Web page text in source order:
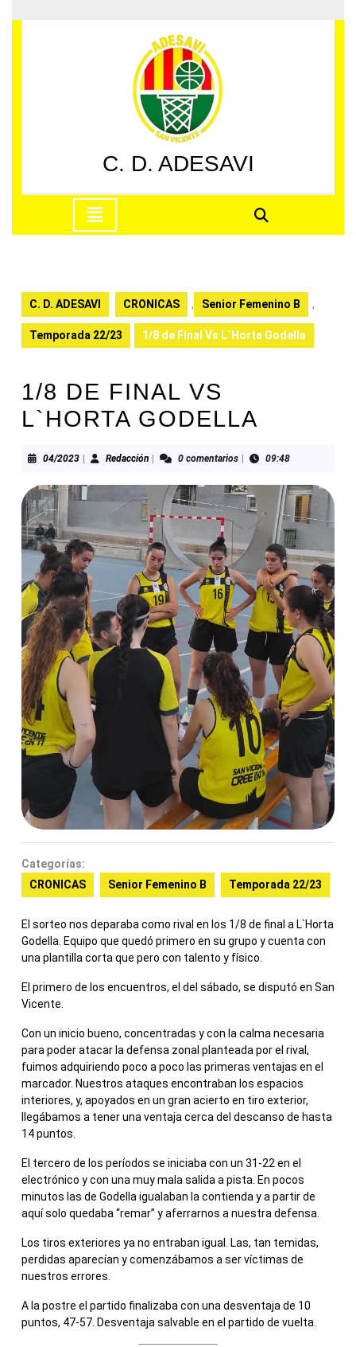
al
C. D. ADESAVI
apertura
C. D. ADESAVI CRONICAS , Senior Femenino B ,
Temporada 22/23 1/8 de Final Vs L`Horta Godella
1/8 DE FINAL VS
L`HORTA GODELLA
04/202304/2023RedacciónRedacción0 comentarios 09:48
Categorías:
CRONICAS
Senior Femenino B Temporada 22/23
El sorteo nos deparaba como rival en los 1/8 de final a L`Horta
Godella. Equipo que quedó primero en su grupo y cuenta con
una plantilla corta que pero con talento y físico.
El primero de los encuentros, el del sábado, se disputó en San
Vicente.
Con un inicio bueno, concentradas y con la calma necesaria
para poder atacar la defensa zonal planteada por el rival,
fuimos adquiriendo poco a poco las primeras ventajas en el
marcador. Nuestros ataques encontraban los espacios
interiores, y, apoyados en un gran acierto en tiro exterior,
llegábamos a tener una ventaja cerca del descanso de hasta
14 puntos.
El tercero de los períodos se iniciaba con un 31-22 en el
electrónico y con una muy mala salida a pista. En pocos
minutos las de Godella igualaban la contienda y a partir de
aquí solo quedaba “remar” y aferrarnos a nuestra defensa.
Los tiros exteriores ya no entraban igual. Las, tan temidas,
perdidas aparecían y comenzábamos a ser víctimas de
nuestros errores.
A la postre el partido finalizaba con una desventaja de 10
puntos, 47-57. Desventaja salvable en el partido de vuelta.